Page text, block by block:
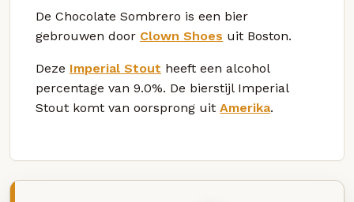
De Chocolate Sombrero is een bier
gebrouwen door Clown Shoes uit Boston.
Deze Imperial Stout heeft een alcohol
percentage van 9.0%. De bierstijl Imperial
Stout komt van oorsprong uit Amerika.